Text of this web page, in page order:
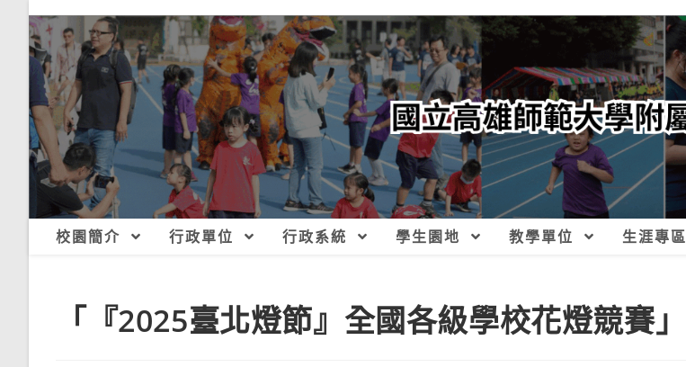
校園簡介 行政單位 行政系統 學生園地 教學單位 生涯專區
「『2025臺北燈節』全國各級學校花燈競賽」